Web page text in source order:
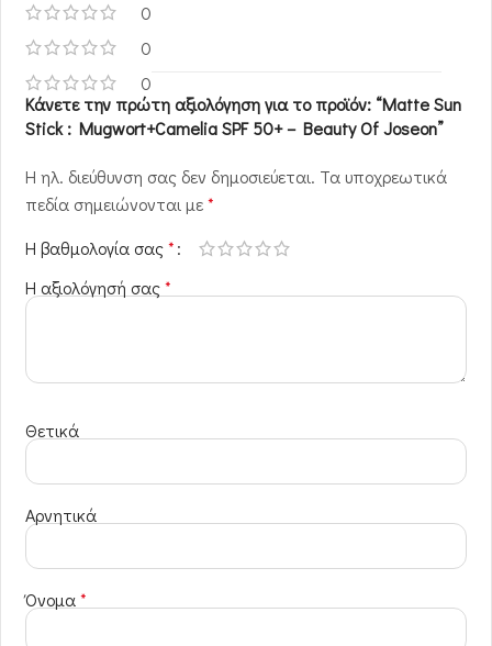
0
0
0
Κάνετε την πρώτη αξιολόγηση για το προϊόν: “Matte Sun
Stick : Mugwort+Camelia SPF 50+ – Beauty Of Joseon”
Η ηλ. διεύθυνση σας δεν δημοσιεύεται. Τα υποχρεωτικά
πεδία σημειώνονται με*
Η βαθμολογία σας*
Η αξιολόγησή σας*
Θετικά
Αρνητικά
Όνομα*